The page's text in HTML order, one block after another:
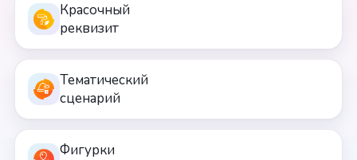
Красочный
реквизит
Тематический
сценарий
Фигурки